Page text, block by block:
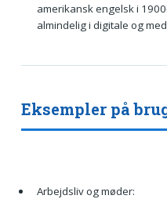
amerikansk engelsk i
almindelig i digitale og
Eksempler på
Arbejdsliv og møder: